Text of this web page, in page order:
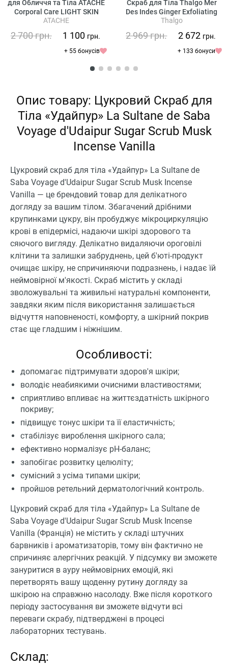
для Обличчя та Тіла ATACHE
Corporal Care LIGHT SKIN
ATACHE
2 700грн. 1 100 грн.
+ 55 бонусів
Скраб для Тіла Thalgo Mer
Des Indes Ginger Exfoliating
Scrub
Thalgo
2 969грн. 2 672 грн.
+ 133 бонуси
Опис товару: Цукровий Скраб для
Тіла «Удайпур» La Sultane de Saba
Voyage d'Udaipur Sugar Scrub Musk
Incense Vanilla
Цукровий скраб для тіла «Удайпур» La Sultane de
Saba Voyage d'Udaipur Sugar Scrub Musk Incense
Vanilla — це брендовий товар для делікатного
догляду за вашим тілом. Збагачений дрібними
крупинками цукру, він пробуджує мікроциркуляцію
крові в епідермісі, надаючи шкірі здорового та
сяючого вигляду. Делікатно видаляючи ороговілі
клітини та залишки забруднень, цей б'юті-продукт
очищає шкіру, не спричиняючи подразнень, і надає їй
неймовірної м'якості. Скраб містить у складі
зволожувальні та живильні натуральні компоненти,
завдяки яким після використання залишається
відчуття наповненості, комфорту, а шкірний покрив
стає ще гладшим і ніжнішим.
Особливості:
допомагає підтримувати здоров'я шкіри;
володіє неабиякими очисними властивостями;
сприятливо впливає на життєздатність шкірного
покриву;
підвищує тонус шкіри та її еластичність;
стабілізує вироблення шкірного сала;
ефективно нормалізує рН-баланс;
запобігає розвитку целюліту;
сумісний з усіма типами шкіри;
пройшов ретельний дерматологічний контроль.
Цукровий скраб для тіла «Удайпур» La Sultane de
Saba Voyage d'Udaipur Sugar Scrub Musk Incense
Vanilla (Франція) не містить у складі штучних
барвників і ароматизаторів, тому він фактично не
спричиняє алергічних реакцій. У підсумку ви зможете
зануритися в ауру неймовірних емоцій, які
перетворять вашу щоденну рутину догляду за
шкірою на справжню насолоду. Вже після короткого
періоду застосування ви зможете відчути всі
переваги скрабу, підтверджені в процесі
лабораторних тестувань.
Склад: